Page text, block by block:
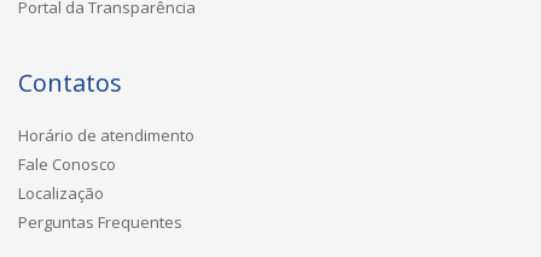
Portal da Transparência
Contatos
Horário de atendimento
Fale Conosco
Localização
Perguntas Frequentes